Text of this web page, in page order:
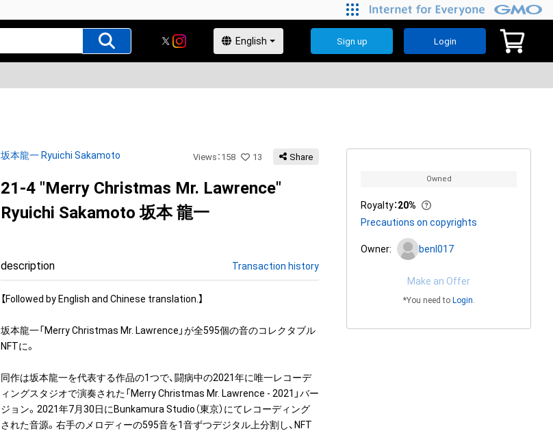
Sign up Login
坂本龍一 Ryuichi Sakamoto Views ： 158 13 Share
21-4 "Merry Christmas Mr. Lawrence"
Ryuichi Sakamoto 坂本 龍一
description Transaction history
【Followed by English and Chinese translation.】
坂本龍一「Merry Christmas Mr. Lawrence」が全595個の音のコレクタブル
NFTに。
同作は坂本龍一を代表する作品の1つで、闘病中の2021年に唯一レコーデ
ィングスタジオで演奏された「Merry Christmas Mr. Lawrence - 2021」バー
ジョン。2021年7月30日にBunkamura Studio（東京）にてレコーディング
された音源。右手のメロディーの595音を1音ずつデジタル上分割し、NFT
Owned
Royalty：20%
Precautions on copyrights
Owner: benl017
Make an Offer
*You need to Login.